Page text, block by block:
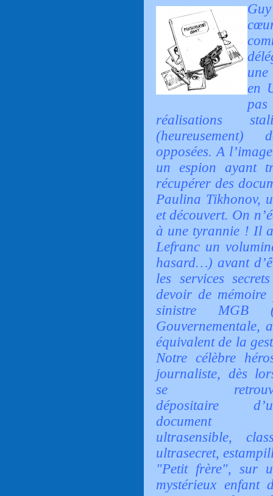
en
réalisations
(heureusement)
opposées. A
un espion ayant
récupérer des
Paulina Tikhonov,
et découvert. On
à une tyrannie ! Il
Lefranc un
hasard…) avant
les services
devoir de
sinistre MGB
Gouvernementale,
équivalent de la
Notre célèbre
journaliste, dès
se
dépositaire
document
ultrasensible,
ultrasecret,
"Petit frère", sur
mystérieux enfant